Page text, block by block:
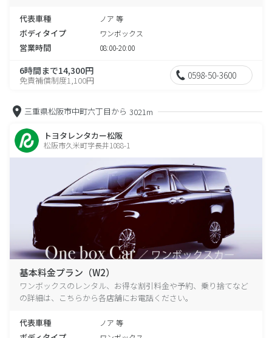
代表車種 ノア 等
ボディタイプ ワンボックス
営業時間 08:00-20:00
6時間まで14,300円
免責補償制度1,100円 0598-50-3600
三重県松阪市中町六丁目から 3021m
トヨタレンタカー松阪
松阪市久米町字長井1088-1
基本料金プラン（W2）
ワンボックスのレンタル、お得な割引料金や予約、乗り捨てなど
の詳細は、こちらから各店舗にお電話ください。
代表車種 ノア 等